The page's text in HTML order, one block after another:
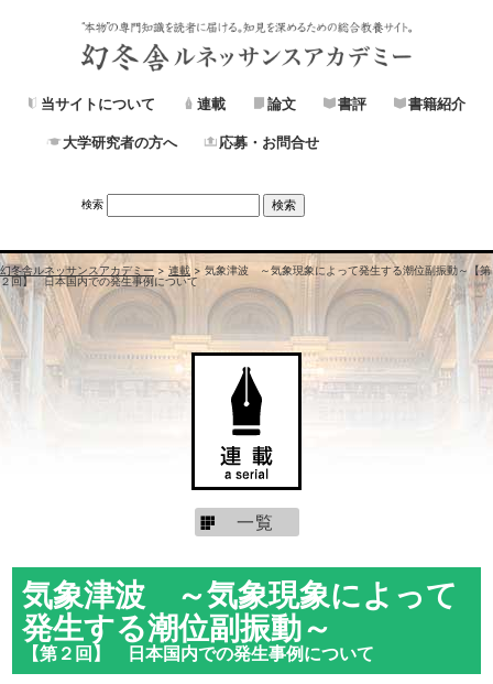
当サイトについて 連載 論文 書評 書籍紹介
大学研究者の方へ 応募・お問合せ
検索
幻冬舎ルネッサンスアカデミー > 連載 > 気象津波 ～気象現象によって発生する潮位副振動～【第
２回】 日本国内での発生事例について
一覧
気象津波 ～気象現象によって
発生する潮位副振動～
【第２回】 日本国内での発生事例について